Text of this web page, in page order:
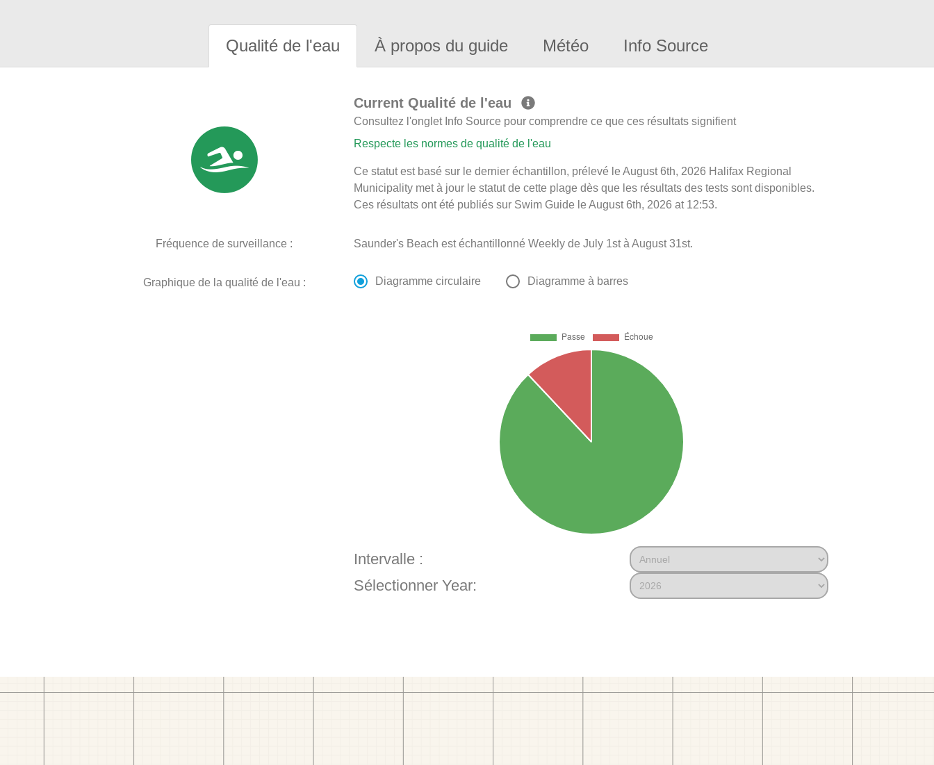
Qualité de l'eau À propos du guide Météo Info Source
Current Qualité de l'eau
Consultez l'onglet Info Source pour comprendre ce que ces résultats signifient
Respecte les normes de qualité de l'eau
Ce statut est basé sur le dernier échantillon, prélevé le August 6th, 2026 Halifax Regional
Municipality met à jour le statut de cette plage dès que les résultats des tests sont disponibles.
Ces résultats ont été publiés sur Swim Guide le August 6th, 2026 at 12:53.
Fréquence de surveillance : Saunder's Beach est échantillonné Weekly de July 1st à August 31st.
Graphique de la qualité de l'eau : Diagramme circulaire Diagramme à barres
Intervalle :
Sélectionner Year: